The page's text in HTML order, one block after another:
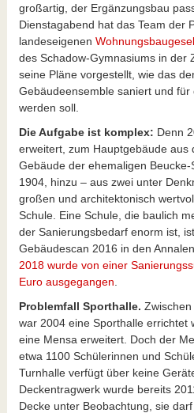
großartig, der Ergänzungsbau
Dienstagabend hat das Team der
landeseigenen
des Schadow-Gymnasiums in der
seine Pläne vorgestellt, wie das
Gebäudeensemble saniert und
werden soll.
Die Aufgabe ist komplex: Denn
erweitert, zum Hauptgebäude aus
Gebäude der ehemaligen
1904, hinzu – aus zwei unter
großen und architektonisch
Schule. Eine Schule, die baulich
der Sanierungsbedarf enorm ist,
Gebäudescan 2016 in den
2018 wurde von einer
Euro ausgegangen
Problemfall Sporthalle.
war 2004 eine Sporthalle errichtet
eine Mensa erweitert. Doch der
etwa 1100 Schülerinnen und
Turnhalle verfügt über keine
Deckentragwerk wurde bereits
Decke unter Beobachtung, sie